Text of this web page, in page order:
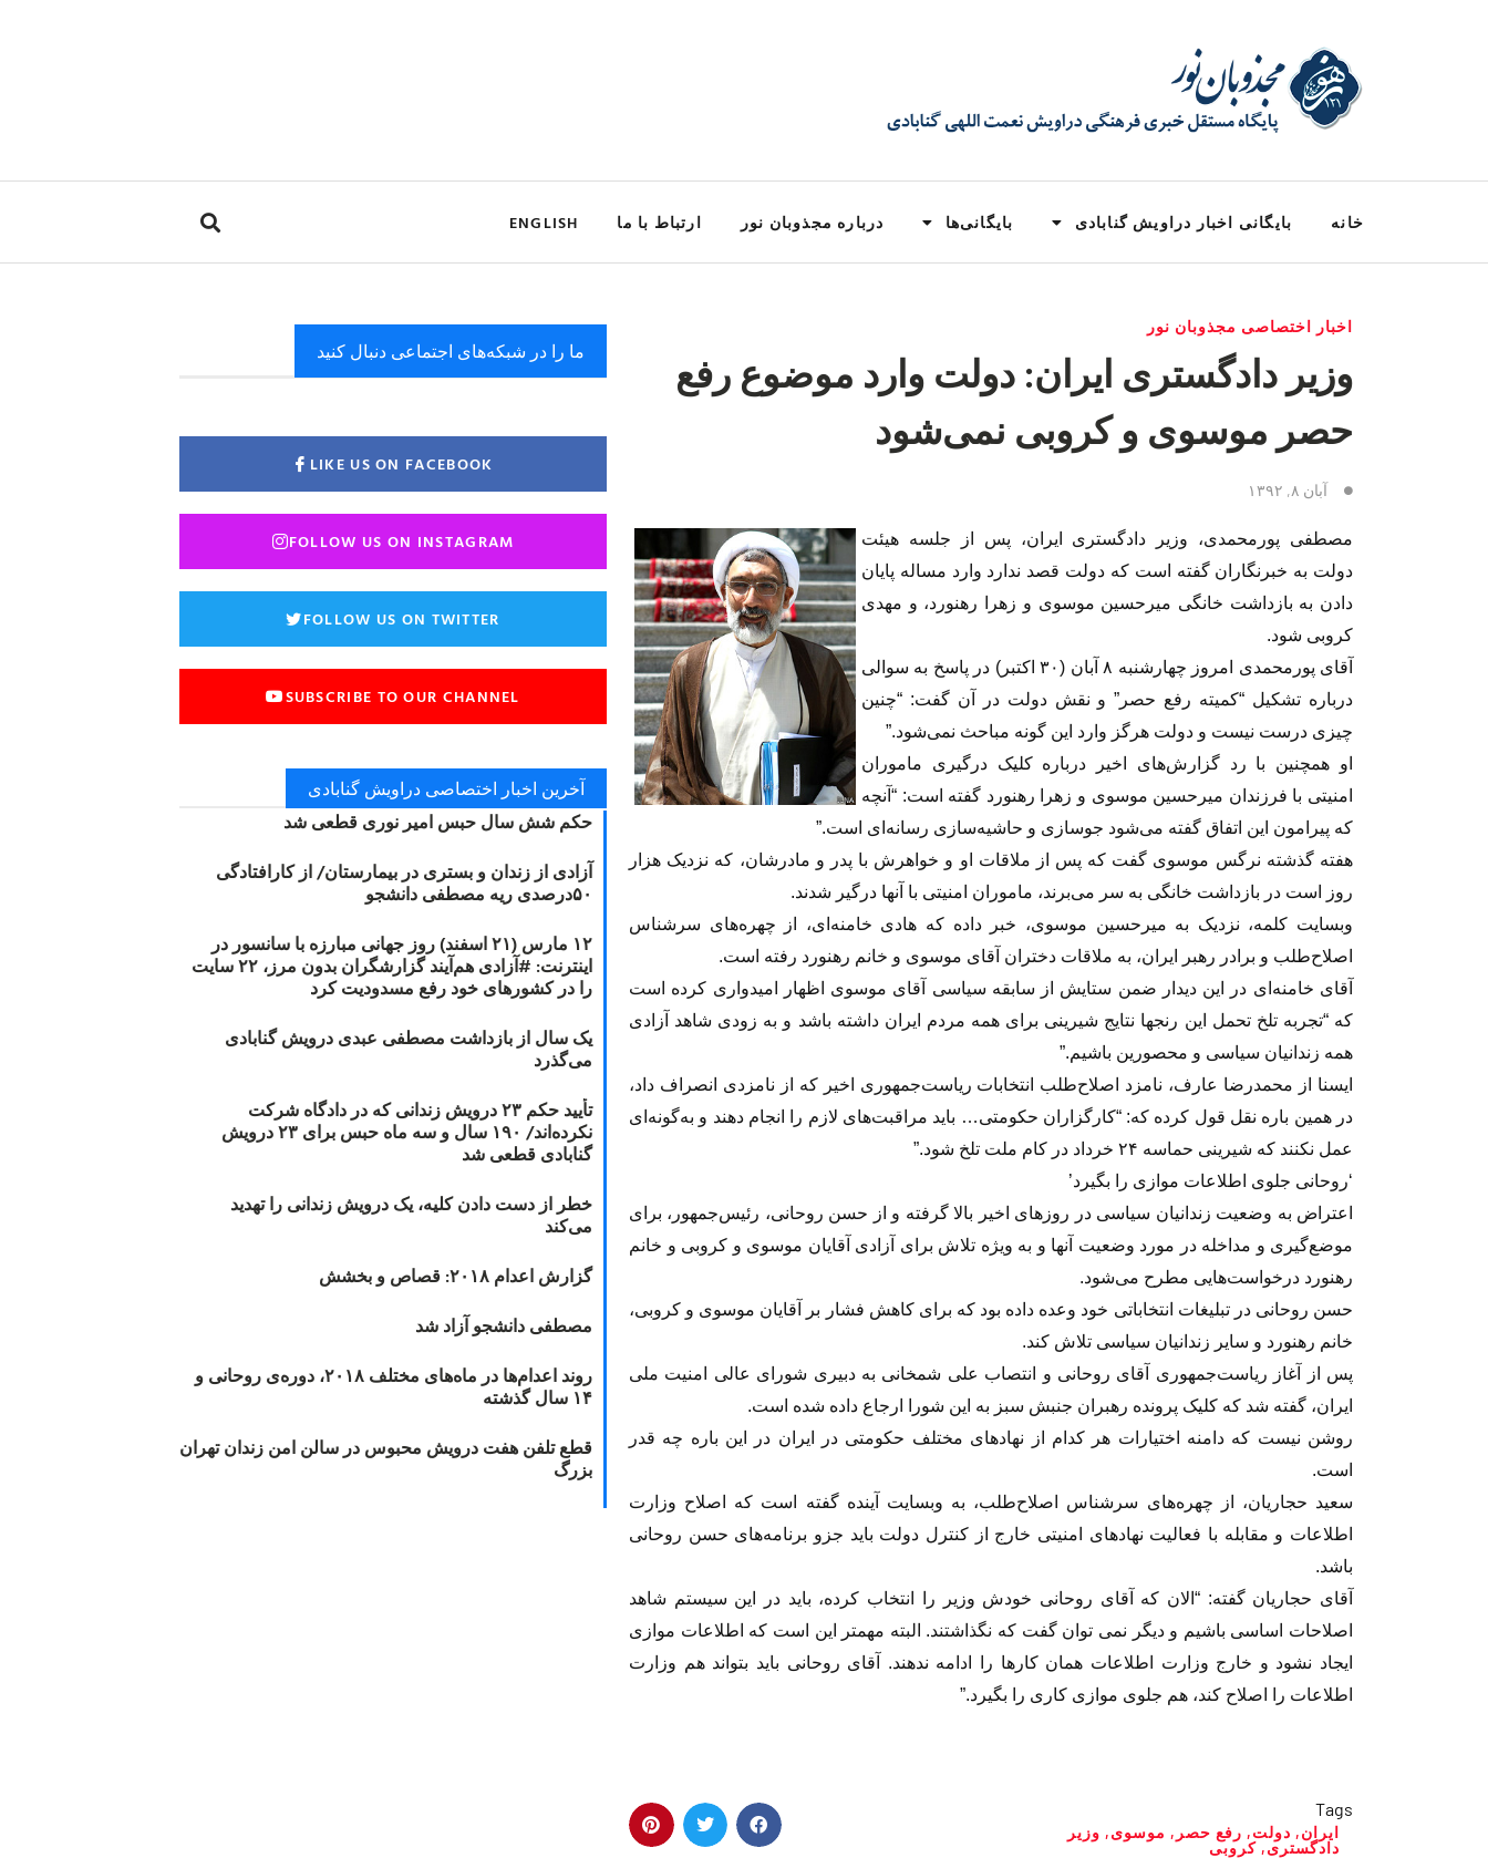
خانه بایگانی اخبار دراویش گنابادی بایگانی‌ها درباره مجذوبان نور ارتباط با ما ENGLISH
اخبار اختصاصی مجذوبان نور
وزیر دادگستری ایران: دولت وارد موضوع رفع
حصر موسوی و کروبی نمی‌شود
آبان ۸, ۱۳۹۲
مصطفی پورمحمدی، وزیر دادگستری ایران، پس از جلسه هیئت
دولت به خبرنگاران گفته است که دولت قصد ندارد وارد مساله پایان
دادن به بازداشت خانگی میرحسین موسوی و زهرا رهنورد، و مهدی
کروبی شود.
آقای پورمحمدی امروز چهارشنبه ۸ آبان (۳۰ اکتبر) در پاسخ به سوالی
درباره تشکیل “کمیته رفع حصر” و نقش دولت در آن گفت: “چنین
چیزی درست نیست و دولت هرگز وارد این گونه مباحث نمی‌شود.”
او همچنین با رد گزارش‌های اخیر درباره کلیک درگیری ماموران
امنیتی با فرزندان میرحسین موسوی و زهرا رهنورد گفته است: “آنچه
که پیرامون این اتفاق گفته می‌شود جوسازی و حاشیه‌سازی رسانه‌ای است.”
هفته گذشته نرگس موسوی گفت که پس از ملاقات او و خواهرش با پدر و مادرشان، که نزدیک هزار
روز است در بازداشت خانگی به سر می‌برند، ماموران امنیتی با آنها درگیر شدند.
وبسایت کلمه، نزدیک به میرحسین موسوی، خبر داده که هادی خامنه‌ای، از چهره‌های سرشناس
اصلاح‌طلب و برادر رهبر ایران، به ملاقات دختران آقای موسوی و خانم رهنورد رفته است.
آقای خامنه‌ای در این دیدار ضمن ستایش از سابقه سیاسی آقای موسوی اظهار امیدواری کرده است
که “تجربه تلخ تحمل این رنجها نتایج شیرینی برای همه مردم ایران داشته باشد و به زودی شاهد آزادی
همه زندانیان سیاسی و محصورین باشیم.”
ایسنا از محمدرضا عارف، نامزد اصلاح‌طلب انتخابات ریاست‌جمهوری اخیر که از نامزدی انصراف داد،
در همین باره نقل قول کرده که: “کارگزاران حکومتی… باید مراقبت‌های لازم را انجام دهند و به‌گونه‌ای
عمل نکنند که شیرینی حماسه ۲۴ خرداد در کام ملت تلخ شود.”
‘روحانی جلوی اطلاعات موازی را بگیرد’
اعتراض به وضعیت زندانیان سیاسی در روزهای اخیر بالا گرفته و از حسن روحانی، رئیس‌جمهور، برای
موضع‌گیری و مداخله در مورد وضعیت آنها و به ویژه تلاش برای آزادی آقایان موسوی و کروبی و خانم
رهنورد درخواست‌هایی مطرح می‌شود.
حسن روحانی در تبلیغات انتخاباتی خود وعده داده بود که برای کاهش فشار بر آقایان موسوی و کروبی،
خانم رهنورد و سایر زندانیان سیاسی تلاش کند.
پس از آغاز ریاست‌جمهوری آقای روحانی و انتصاب علی شمخانی به دبیری شورای عالی امنیت ملی
ایران، گفته شد که کلیک پرونده رهبران جنبش سبز به این شورا ارجاع داده شده است.
روشن نیست که دامنه اختیارات هر کدام از نهادهای مختلف حکومتی در ایران در این باره چه قدر
است.
سعید حجاریان، از چهره‌های سرشناس اصلاح‌طلب، به وبسایت آینده گفته است که اصلاح وزارت
اطلاعات و مقابله با فعالیت‌ نهادهای امنیتی خارج از کنترل دولت باید جزو برنامه‌های حسن روحانی
باشد.
آقای حجاریان گفته: “الان که آقای روحانی خودش وزیر را انتخاب کرده، باید در این سیستم شاهد
اصلاحات اساسی باشیم و دیگر نمی توان گفت که نگذاشتند. البته مهمتر این است که اطلاعات موازی
ایجاد نشود و خارج وزارت اطلاعات همان کارها را ادامه ندهند. آقای روحانی باید بتواند هم وزارت
اطلاعات را اصلاح کند، هم جلوی موازی کاری را بگیرد.”
Tags
ایران, دولت, رفع حصر , موسوی, وزیر
دادگستری, کروبی
ما را در شبکه‌های اجتماعی دنبال کنید
LIKE US ON FACEBOOK
FOLLOW US ON INSTAGRAM
FOLLOW US ON TWITTER
SUBSCRIBE TO OUR CHANNEL
آخرین اخبار اختصاصی دراویش گنابادی
حکم شش سال حبس امیر نوری قطعی شد
آزادی از زندان و بستری در بیمارستان/ از کارافتادگی
۵۰درصدی ریه مصطفی دانشجو
۱۲ مارس (۲۱ اسفند) روز جهانی مبارزه با سانسور در
اینترنت: #آزادی هم‌آیند گزارشگران‌ بدون مرز، ۲۲ سایت
را در کشورهای خود رفع مسدودیت کرد
یک سال از بازداشت مصطفی عبدی درویش گنابادی
می‌گذرد
تأیید حکم ۲۳ درویش زندانی که در دادگاه شرکت
نکرده‌اند/ ۱۹۰ سال و سه ماه حبس برای ۲۳ درویش
گنابادی قطعی شد
خطر از دست دادن کلیه، یک درویش زندانی را تهدید
می‌کند
گزارش اعدام ۲۰۱۸: قصاص و بخشش
مصطفی دانشجو آزاد شد
روند اعدام‌ها در ماه‌های مختلف ۲۰۱۸، دوره‌ی روحانی و
۱۴ سال گذشته
قطع تلفن هفت درویش محبوس در سالن امن زندان تهران
بزرگ